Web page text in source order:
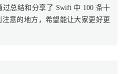
总结和分享了 Swift 中 100 条十
意的地方，希望能让大家更好更